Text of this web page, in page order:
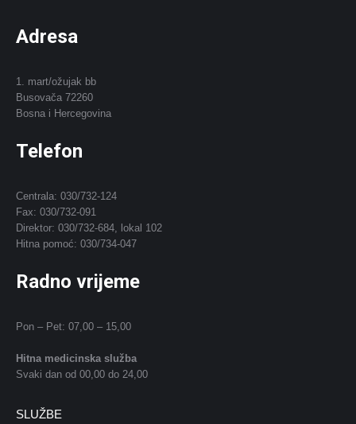
Adresa
1. mart/ožujak bb
Busovača 72260
Bosna i Hercegovina
Telefon
Centrala: 030/732-124
Fax: 030/732-091
Direktor: 030/732-684, lokal 102
Hitna pomoć: 030/734-047
Radno vrijeme
Pon – Pet: 07,00 – 15,00
Hitna medicinska služba
Svaki dan od 00,00 do 24,00
SLUŽBE